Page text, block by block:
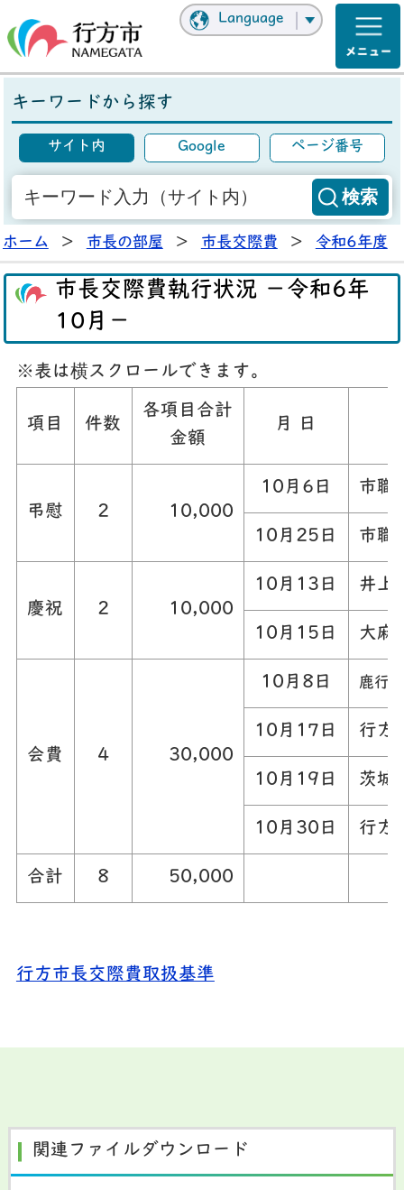
Language
キーワードから探す
サイト内 Google ページ番号
ホーム > 市長の部屋 > 市長交際費 > 令和6年度
市長交際費執行状況 －令和6年
10月－
※表は横スクロールできます。
項目 件数
各項目合計
金額
月 日
弔慰 2 10,000
10月6日 市職
10月25日 市職
慶祝 2 10,000
10月13日 井上
10月15日 大麻
会費 4 30,000
10月8日 鹿行
10月17日 行方
10月19日 茨城
10月30日 行方
合計 8 50,000
行方市長交際費取扱基準
関連ファイルダウンロード